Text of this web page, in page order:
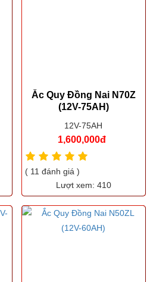
Ắc Quy Đồng Nai N70Z
(12V-75AH)
12V-75AH
1,600,000đ
( 11 đánh giá )
Lượt xem: 410